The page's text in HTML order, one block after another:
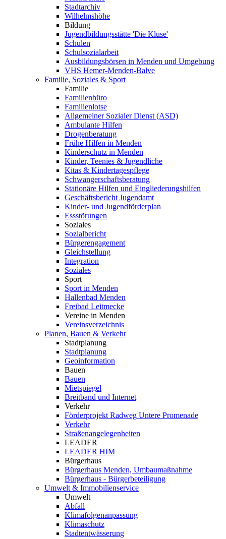
Stadtarchiv
Wilhelmshöhe
Bildung
Jugendbildungsstätte 'Die Kluse'
Schulen
Schulsozialarbeit
Ausbildungsbörsen in Menden und Umgebung
VHS Hemer-Menden-Balve
Familie, Soziales & Sport
Familie
Familienbüro
Familienlotse
Allgemeiner Sozialer Dienst (ASD)
Ambulante Hilfen
Drogenberatung
Frühe Hilfen in Menden
Kinderschutz in Menden
Kinder, Teenies & Jugendliche
Kitas & Kindertagespflege
Schwangerschaftsberatung
Stationäre Hilfen und Eingliederungshilfen
Geschäftsbericht Jugendamt
Kinder- und Jugendförderplan
Essstörungen
Soziales
Sozialbericht
Bürgerengagement
Gleichstellung
Integration
Soziales
Sport
Sport in Menden
Hallenbad Menden
Freibad Leitmecke
Vereine in Menden
Vereinsverzeichnis
Planen, Bauen & Verkehr
Stadtplanung
Stadtplanung
Geoinformation
Bauen
Bauen
Mietspiegel
Breitband und Internet
Verkehr
Förderprojekt Radweg Untere Promenade
Verkehr
Straßenangelegenheiten
LEADER
LEADER HIM
Bürgerhaus
Bürgerhaus Menden, Umbaumaßnahme
Bürgerhaus - Bürgerbeteiligung
Umwelt & Immobilienservice
Umwelt
Abfall
Klimafolgenanpassung
Klimaschutz
Stadtentwässerung